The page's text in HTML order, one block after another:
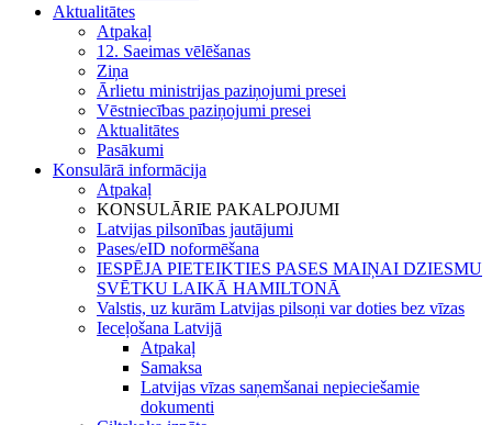
Aktualitātes
Atpakaļ
12. Saeimas vēlēšanas
Ziņa
Ārlietu ministrijas paziņojumi presei
Vēstniecības paziņojumi presei
Aktualitātes
Pasākumi
Konsulārā informācija
Atpakaļ
KONSULĀRIE PAKALPOJUMI
Latvijas pilsonības jautājumi
Pases/eID noformēšana
IESPĒJA PIETEIKTIES PASES MAIŅAI DZIESMU
SVĒTKU LAIKĀ HAMILTONĀ
Valstis, uz kurām Latvijas pilsoņi var doties bez vīzas
Ieceļošana Latvijā
Atpakaļ
Samaksa
Latvijas vīzas saņemšanai nepieciešamie
dokumenti